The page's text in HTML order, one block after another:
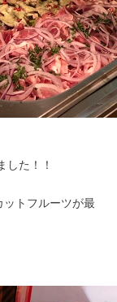
した！！
ットフルーツが最